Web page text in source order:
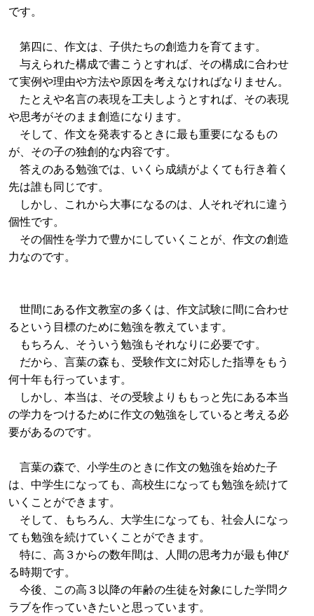
です。
第四に、作文は、子供たちの創造力を育てます。
与えられた構成で書こうとすれば、その構成に合わせ
て実例や理由や方法や原因を考えなければなりません。
たとえや名言の表現を工夫しようとすれば、その表現
や思考がそのまま創造になります。
そして、作文を発表するときに最も重要になるもの
が、その子の独創的な内容です。
答えのある勉強では、いくら成績がよくても行き着く
先は誰も同じです。
しかし、これから大事になるのは、人それぞれに違う
個性です。
その個性を学力で豊かにしていくことが、作文の創造
力なのです。
世間にある作文教室の多くは、作文試験に間に合わせ
るという目標のために勉強を教えています。
もちろん、そういう勉強もそれなりに必要です。
だから、言葉の森も、受験作文に対応した指導をもう
何十年も行っています。
しかし、本当は、その受験よりももっと先にある本当
の学力をつけるために作文の勉強をしていると考える必
要があるのです。
言葉の森で、小学生のときに作文の勉強を始めた子
は、中学生になっても、高校生になっても勉強を続けて
いくことができます。
そして、もちろん、大学生になっても、社会人になっ
ても勉強を続けていくことができます。
特に、高３からの数年間は、人間の思考力が最も伸び
る時期です。
今後、この高３以降の年齢の生徒を対象にした学問ク
ラブを作っていきたいと思っています。